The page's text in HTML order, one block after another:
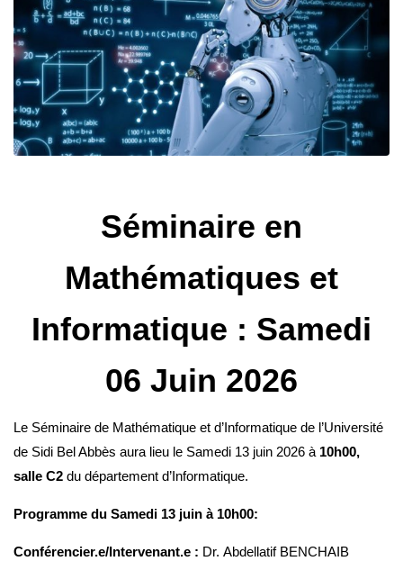
Séminaire en
Mathématiques et
Informatique : Samedi
06 Juin 2026
Le Séminaire de Mathématique et d’Informatique de l’Université
de Sidi Bel Abbès aura lieu le Samedi 13 juin 2026 à 10h00,
salle C2 du département d’Informatique.
Programme du Samedi 13 juin à 10h00:
Conférencier.e/Intervenant.e : Dr. Abdellatif BENCHAIB